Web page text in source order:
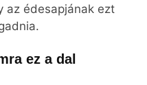
az édesapjának ezt
ez a dal